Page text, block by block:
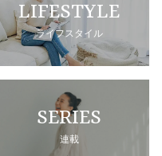
LIFESTYLE
ライフスタイル
SERIES
連載